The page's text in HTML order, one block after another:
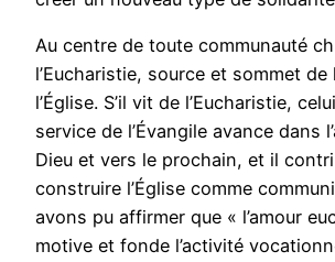
Au centre de toute communauté
l’Eucharistie, source et sommet de
l’Église. S’il vit de l’Eucharistie,
service de l’Évangile avance dans
Dieu et vers le prochain, et il
construire l’Église comme
avons pu affirmer que « l’amour
motive et fonde l’activité